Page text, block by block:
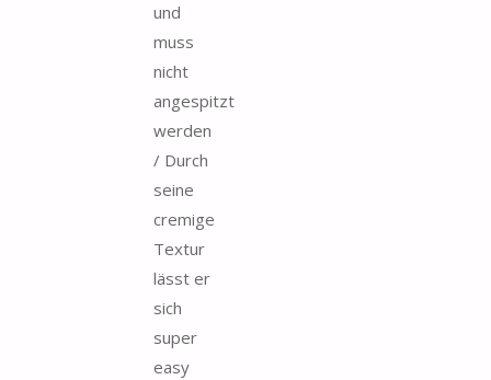
und
muss
nicht
angespitzt
werden
/ Durch
seine
cremige
Textur
lässt er
sich
super
easy